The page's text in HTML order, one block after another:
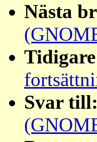
Nästa
Svar till: